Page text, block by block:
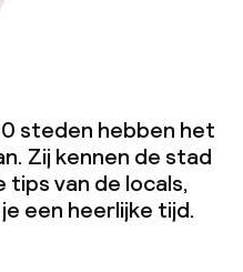
steden hebben het
Zij kennen de stad
tips van de locals,
een heerlijke tijd.